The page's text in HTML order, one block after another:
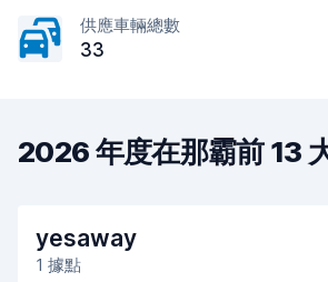
供應車輛總數
33
2026 年度在那霸前 13
yesaway
1 據點